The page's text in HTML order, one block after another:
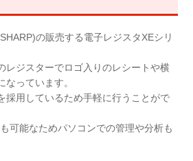
の販売する電子レジスタXEシリ
レジスターでロゴ入りのレシートや横
っています。
採用しているため手軽に行うことがで
可能なためパソコンでの管理や分析も